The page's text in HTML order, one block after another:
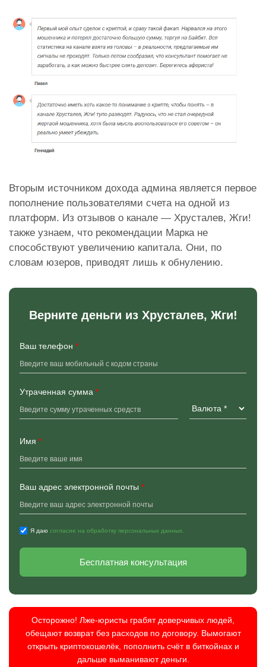
Вторым источником дохода админа является первое
пополнение пользователями счета на одной из
платформ. Из отзывов о канале — Хрусталев, Жги!
также узнаем, что рекомендации Марка не
способствуют увеличению капитала. Они, по
словам юзеров, приводят лишь к обнулению.
Верните деньги из Хрусталев, Жги!
Ваш телефон *
Утраченная сумма *
Имя *
Ваш адрес электронной почты *
Я даю согласие на обработку персональных данных.
Бесплатная консультация
Осторожно! Лже-юристы грабят доверчивых людей,
обещают возврат без расходов по договору. Вымогают
открыть криптокошелёк, пополнить счёт в биткойнах и
дальше выманивают деньги.